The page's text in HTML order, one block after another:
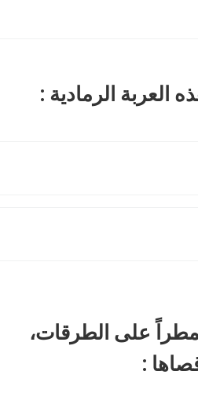
على الطرقات،
: